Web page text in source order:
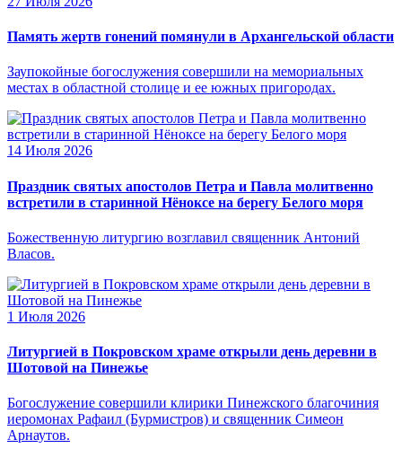
Память жертв гонений помянули в Архангельской области
Заупокойные богослужения совершили на мемориальных
местах в областной столице и ее южных пригородах.
14 Июля 2026
Праздник святых апостолов Петра и Павла молитвенно
встретили в старинной Нёноксе на берегу Белого моря
Божественную литургию возглавил священник Антоний
Власов.
1 Июля 2026
Литургией в Покровском храме открыли день деревни в
Шотовой на Пинежье
Богослужение совершили клирики Пинежского благочиния
иеромонах Рафаил (Бурмистров) и священник Симеон
Арнаутов.